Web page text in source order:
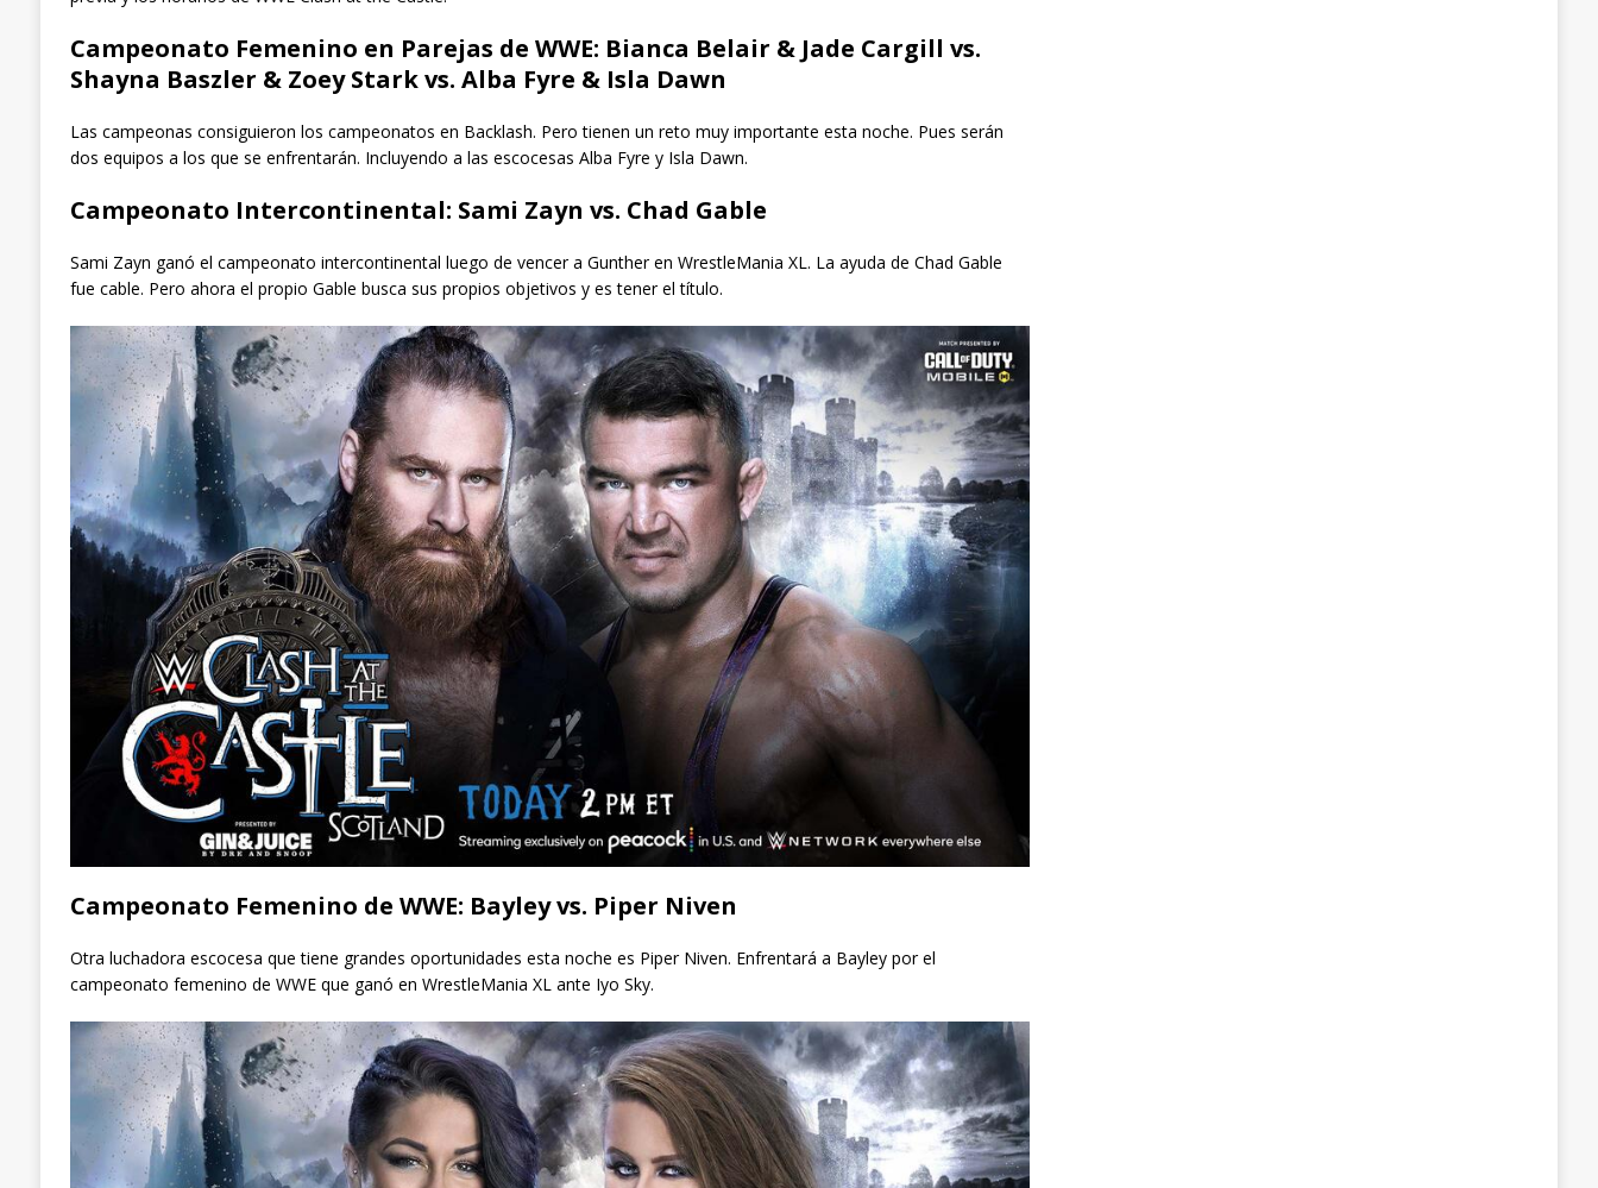
Campeonato Femenino en Parejas de WWE: Bianca Belair & Jade Cargill vs.
Shayna Baszler & Zoey Stark vs. Alba Fyre & Isla Dawn
Las campeonas consiguieron los campeonatos en Backlash. Pero tienen un reto muy importante esta noche. Pues serán
dos equipos a los que se enfrentarán. Incluyendo a las escocesas Alba Fyre y Isla Dawn.
Campeonato Intercontinental: Sami Zayn vs. Chad Gable
Sami Zayn ganó el campeonato intercontinental luego de vencer a Gunther en WrestleMania XL. La ayuda de Chad Gable
fue cable. Pero ahora el propio Gable busca sus propios objetivos y es tener el título.
Campeonato Femenino de WWE: Bayley vs. Piper Niven
Otra luchadora escocesa que tiene grandes oportunidades esta noche es Piper Niven. Enfrentará a Bayley por el
campeonato femenino de WWE que ganó en WrestleMania XL ante Iyo Sky.